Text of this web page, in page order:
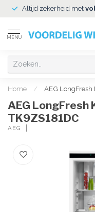
Altijd zekerheid met
MENU
Home / AEG
AEG LongFresh
TK9ZS181DC
AEG